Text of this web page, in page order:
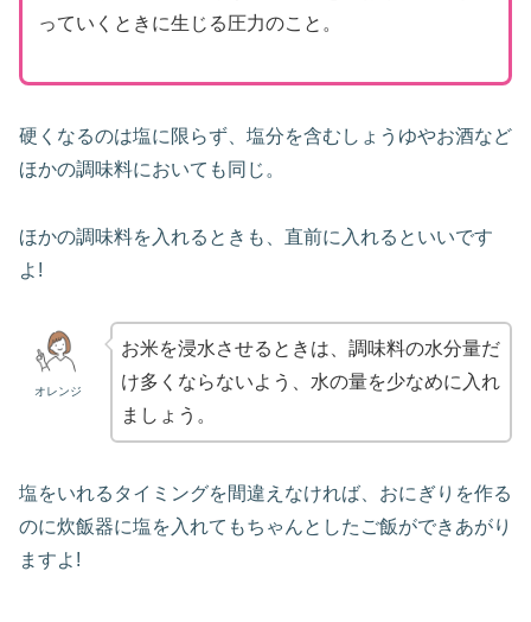
っていくときに生じる圧力のこと。
硬くなるのは塩に限らず、塩分を含むしょうゆやお酒など
ほかの調味料においても同じ。
ほかの調味料を入れるときも、直前に入れるといいです
よ!
オレンジ
お米を浸水させるときは、調味料の水分量だ
け多くならないよう、水の量を少なめに入れ
ましょう。
塩をいれるタイミングを間違えなければ、おにぎりを作る
のに炊飯器に塩を入れてもちゃんとしたご飯ができあがり
ますよ!